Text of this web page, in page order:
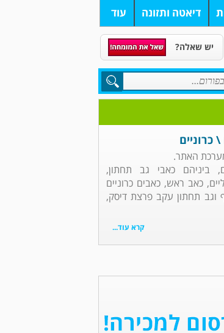
דיאטה ותזונה עוד
יש שאלה?
כרוניים
האתר.
ביניהם כאבי גב תחתון,
כאב ראש, כאבים כרוניים
וגב תחתון עקב פרצת דיסק,
קרא עוד...